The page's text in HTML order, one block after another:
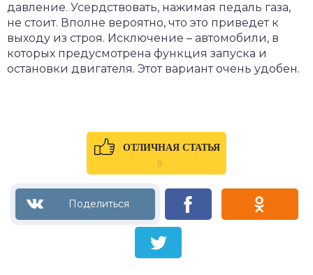
давление. Усердствовать, нажимая педаль газа,
не стоит. Вполне вероятно, что это приведет к
выходу из строя. Исключение – автомобили, в
которых предусмотрена функция запуска и
остановки двигателя. Этот вариант очень удобен.
ОТЛИЧНАЯ СТАТЬЯ
0